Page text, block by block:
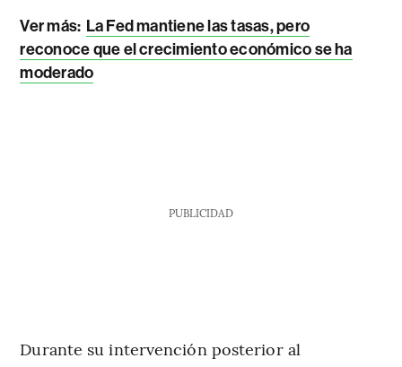
Ver más: La Fed mantiene las tasas, pero
reconoce que el crecimiento económico se ha
moderado
PUBLICIDAD
Durante su intervención posterior al